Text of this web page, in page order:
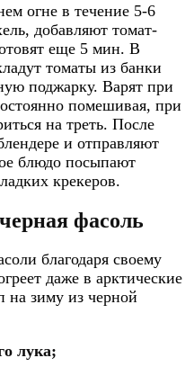
огне в течение 5-6
добавляют томат-
еще 5 мин. В
томаты из банки
поджарку. Варят при
помешивая, при
на треть. После
и отправляют
блюдо посыпают
крекеров.
фасоль
благодаря своему
даже в арктические
на зиму из черной
лука;